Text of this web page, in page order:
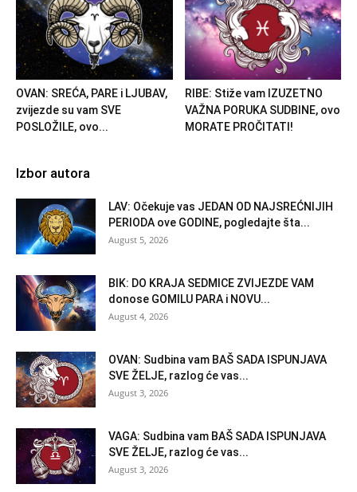
OVAN: SREĆA, PARE i LJUBAV,
zvijezde su vam SVE
POSLOŽILE, ovo...
RIBE: Stiže vam IZUZETNO
VAŽNA PORUKA SUDBINE, ovo
MORATE PROČITATI!
Izbor autora
LAV: Očekuje vas JEDAN OD NAJSREĆNIJIH
PERIODA ove GODINE, pogledajte šta...
August 5, 2026
BIK: DO KRAJA SEDMICE ZVIJEZDE VAM
donose GOMILU PARA i NOVU...
August 4, 2026
OVAN: Sudbina vam BAŠ SADA ISPUNJAVA
SVE ŽELJE, razlog će vas...
August 3, 2026
VAGA: Sudbina vam BAŠ SADA ISPUNJAVA
SVE ŽELJE, razlog će vas...
August 3, 2026